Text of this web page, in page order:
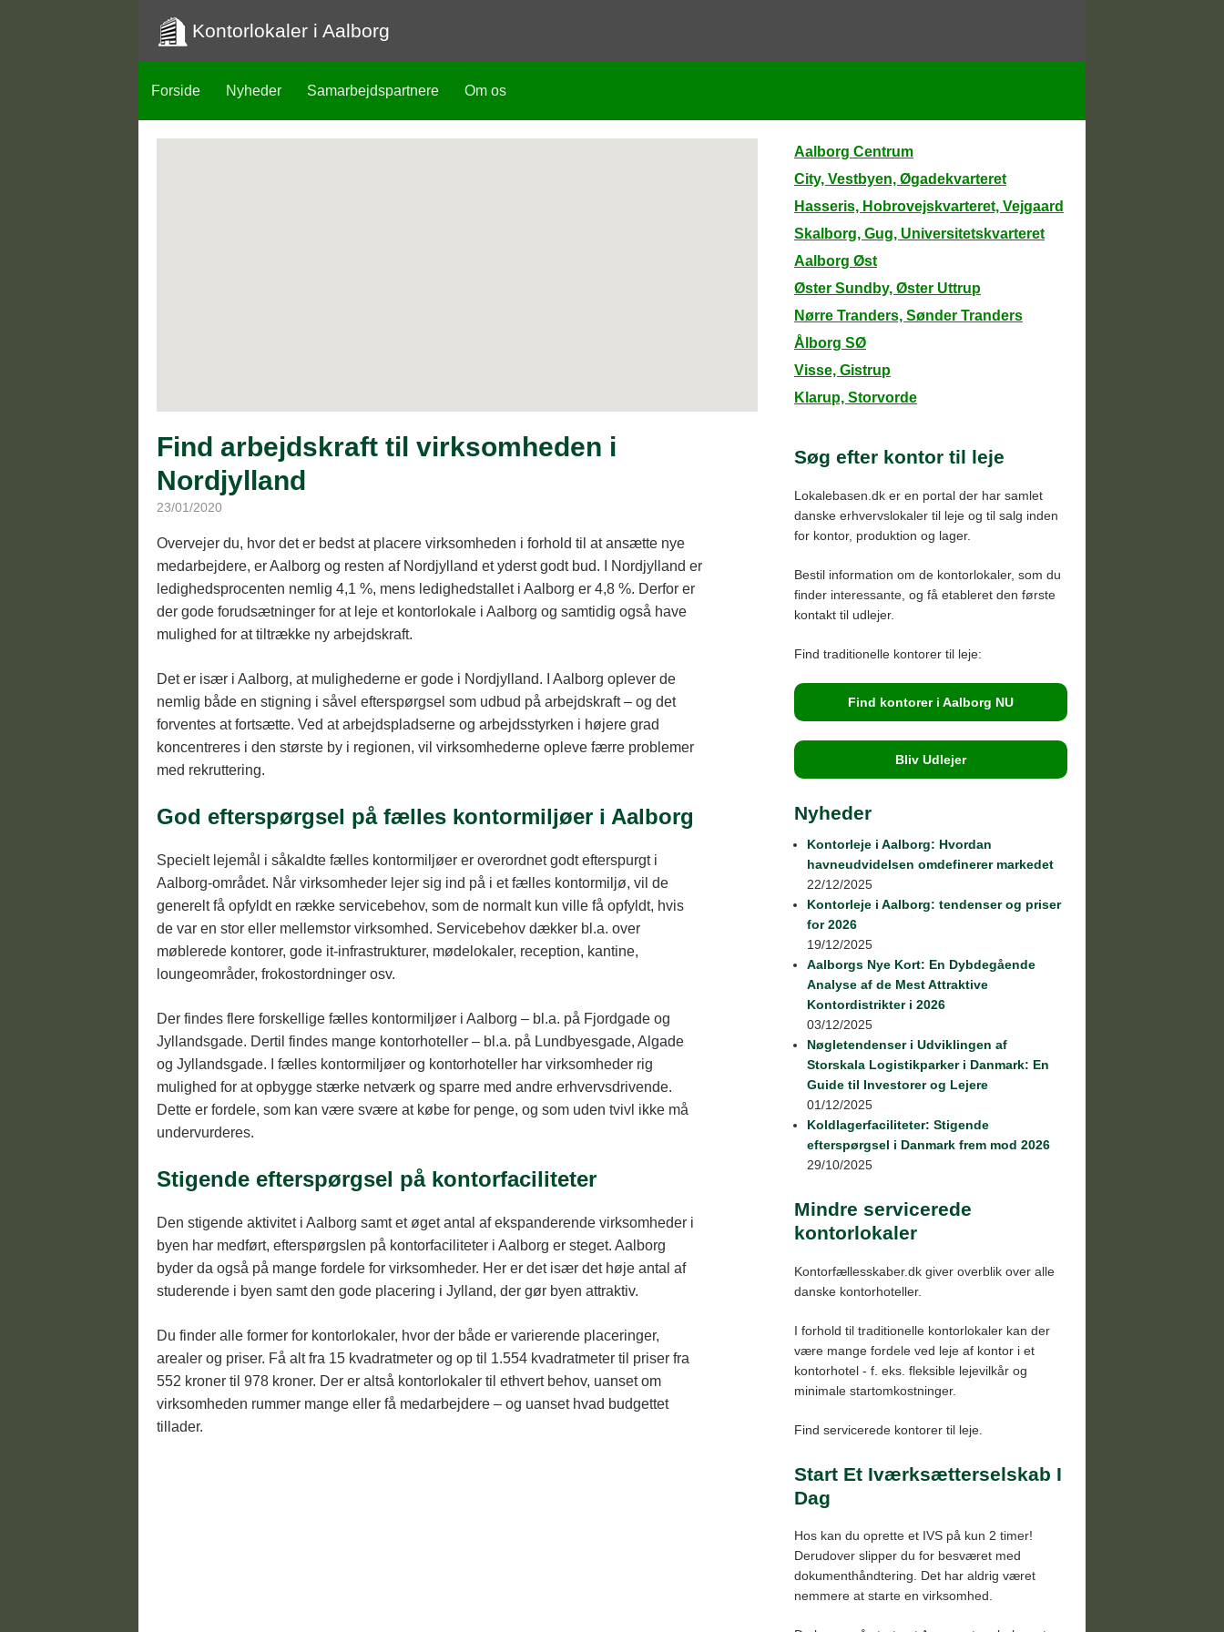
Kontorlokaler i Aalborg
Forside Nyheder Samarbejdspartnere Om os
Aalborg Centrum
City, Vestbyen, Øgadekvarteret
Hasseris, Hobrovejskvarteret, Vejgaard
Skalborg, Gug, Universitetskvarteret
Aalborg Øst
Øster Sundby, Øster Uttrup
Nørre Tranders, Sønder Tranders
Ålborg SØ
Visse, Gistrup
Klarup, Storvorde
Centrum, Lindholm
Nibe, Svenstrup, Støvring
Aabybro, Pandrup, Brovst
Dronninglund, Vodskov, Vester
Hassing
Find arbejdskraft til virksomheden i
Nordjylland
23/01/2020
Overvejer du, hvor det er bedst at placere virksomheden i forhold til at ansætte nye
medarbejdere, er Aalborg og resten af Nordjylland et yderst godt bud. I Nordjylland er
ledighedsprocenten nemlig 4,1 %, mens ledighedstallet i Aalborg er 4,8 %. Derfor er
der gode forudsætninger for at leje et kontorlokale i Aalborg og samtidig også have
mulighed for at tiltrække ny arbejdskraft.
Det er især i Aalborg, at mulighederne er gode i Nordjylland. I Aalborg oplever de
nemlig både en stigning i såvel efterspørgsel som udbud på arbejdskraft – og det
forventes at fortsætte. Ved at arbejdspladserne og arbejdsstyrken i højere grad
koncentreres i den største by i regionen, vil virksomhederne opleve færre problemer
med rekruttering.
God efterspørgsel på fælles kontormiljøer i Aalborg
Specielt lejemål i såkaldte fælles kontormiljøer er overordnet godt efterspurgt i
Aalborg-området. Når virksomheder lejer sig ind på i et fælles kontormiljø, vil de
generelt få opfyldt en række servicebehov, som de normalt kun ville få opfyldt, hvis
de var en stor eller mellemstor virksomhed. Servicebehov dækker bl.a. over
møblerede kontorer, gode it-infrastrukturer, mødelokaler, reception, kantine,
loungeområder, frokostordninger osv.
Der findes flere forskellige fælles kontormiljøer i Aalborg – bl.a. på Fjordgade og
Jyllandsgade. Dertil findes mange kontorhoteller – bl.a. på Lundbyesgade, Algade
og Jyllandsgade. I fælles kontormiljøer og kontorhoteller har virksomheder rig
mulighed for at opbygge stærke netværk og sparre med andre erhvervsdrivende.
Dette er fordele, som kan være svære at købe for penge, og som uden tvivl ikke må
undervurderes.
Stigende efterspørgsel på kontorfaciliteter
Den stigende aktivitet i Aalborg samt et øget antal af ekspanderende virksomheder i
byen har medført, efterspørgslen på kontorfaciliteter i Aalborg er steget. Aalborg
byder da også på mange fordele for virksomheder. Her er det især det høje antal af
studerende i byen samt den gode placering i Jylland, der gør byen attraktiv.
Du finder alle former for kontorlokaler, hvor der både er varierende placeringer,
arealer og priser. Få alt fra 15 kvadratmeter og op til 1.554 kvadratmeter til priser fra
552 kroner til 978 kroner. Der er altså kontorlokaler til ethvert behov, uanset om
virksomheden rummer mange eller få medarbejdere – og uanset hvad budgettet
tillader.
Søg efter kontor til leje
Lokalebasen.dk er en portal der har samlet
danske erhvervslokaler til leje og til salg inden
for kontor, produktion og lager.
Bestil information om de kontorlokaler, som du
finder interessante, og få etableret den første
kontakt til udlejer.
Find traditionelle kontorer til leje:
Find kontorer i Aalborg NU
Bliv Udlejer
Nyheder
Kontorleje i Aalborg: Hvordan
havneudvidelsen omdefinerer markedet
22/12/2025
Kontorleje i Aalborg: tendenser og priser
for 2026
19/12/2025
Aalborgs Nye Kort: En Dybdegående
Analyse af de Mest Attraktive
Kontordistrikter i 2026
03/12/2025
Nøgletendenser i Udviklingen af
Storskala Logistikparker i Danmark: En
Guide til Investorer og Lejere
01/12/2025
Koldlagerfaciliteter: Stigende
efterspørgsel i Danmark frem mod 2026
29/10/2025
Mindre servicerede
kontorlokaler
Kontorfællesskaber.dk giver overblik over alle
danske kontorhoteller.
I forhold til traditionelle kontorlokaler kan der
være mange fordele ved leje af kontor i et
kontorhotel - f. eks. fleksible lejevilkår og
minimale startomkostninger.
Find servicerede kontorer til leje.
Start Et Iværksætterselskab I
Dag
Hos kan du oprette et IVS på kun 2 timer!
Derudover slipper du for besværet med
dokumenthåndtering. Det har aldrig været
nemmere at starte en virksomhed.